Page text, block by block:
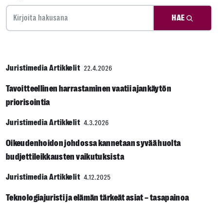
HAE
Juristimedia Artikkelit 22.4.2026
Tavoitteellinen harrastaminen vaatii ajankäytön
priorisointia
Juristimedia Artikkelit 4.3.2026
Oikeudenhoidon johdossa kannetaan syvää huolta
budjettileikkausten vaikutuksista
Juristimedia Artikkelit 4.12.2025
Teknologiajuristi ja elämän tärkeät asiat – tasapainoa